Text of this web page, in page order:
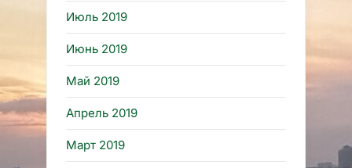
Июль 2019
Июнь 2019
Май 2019
Апрель 2019
Март 2019